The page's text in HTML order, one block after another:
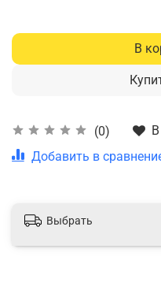
(0)
Добавить в
В
Выбрать